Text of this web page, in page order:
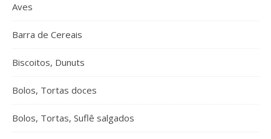
Aves
Barra de Cereais
Biscoitos, Dunuts
Bolos, Tortas doces
Bolos, Tortas, Suflê salgados